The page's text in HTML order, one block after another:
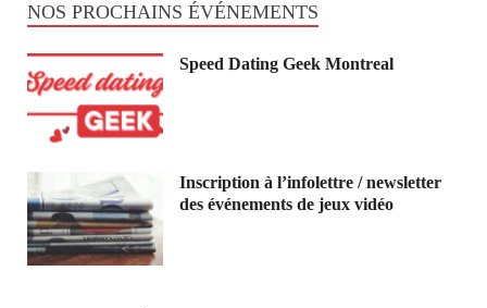
NOS PROCHAINS ÉVÉNEMENTS
Speed Dating Geek Montreal
Inscription à l’infolettre / newsletter
des événements de jeux vidéo